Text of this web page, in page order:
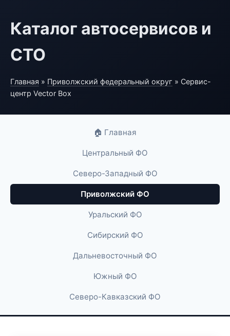
Каталог автосервисов и
СТО
Главная » Приволжский федеральный округ » Сервис-
центр Vector Box
🏠 Главная
Центральный ФО
Северо-Западный ФО
Приволжский ФО
Уральский ФО
Сибирский ФО
Дальневосточный ФО
Южный ФО
Северо-Кавказский ФО